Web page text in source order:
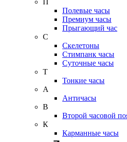
П
Полевые часы
Премиум часы
Прыгающий час
С
Скелетоны
Стимпанк часы
Суточные часы
Т
Тонкие часы
А
Античасы
В
Второй часовой
К
Карманные часы